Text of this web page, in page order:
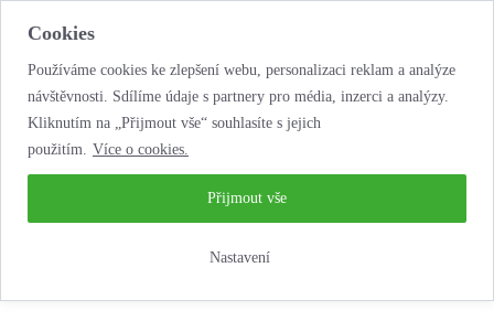
Cookies
Používáme cookies ke zlepšení webu, personalizaci reklam a analýze
návštěvnosti. Sdílíme údaje s partnery pro média, inzerci a analýzy.
Kliknutím na „Přijmout vše“ souhlasíte s jejich
použitím. Více o cookies.
Nastavení
Přijmout vše
...neobyčejná jízda životem!